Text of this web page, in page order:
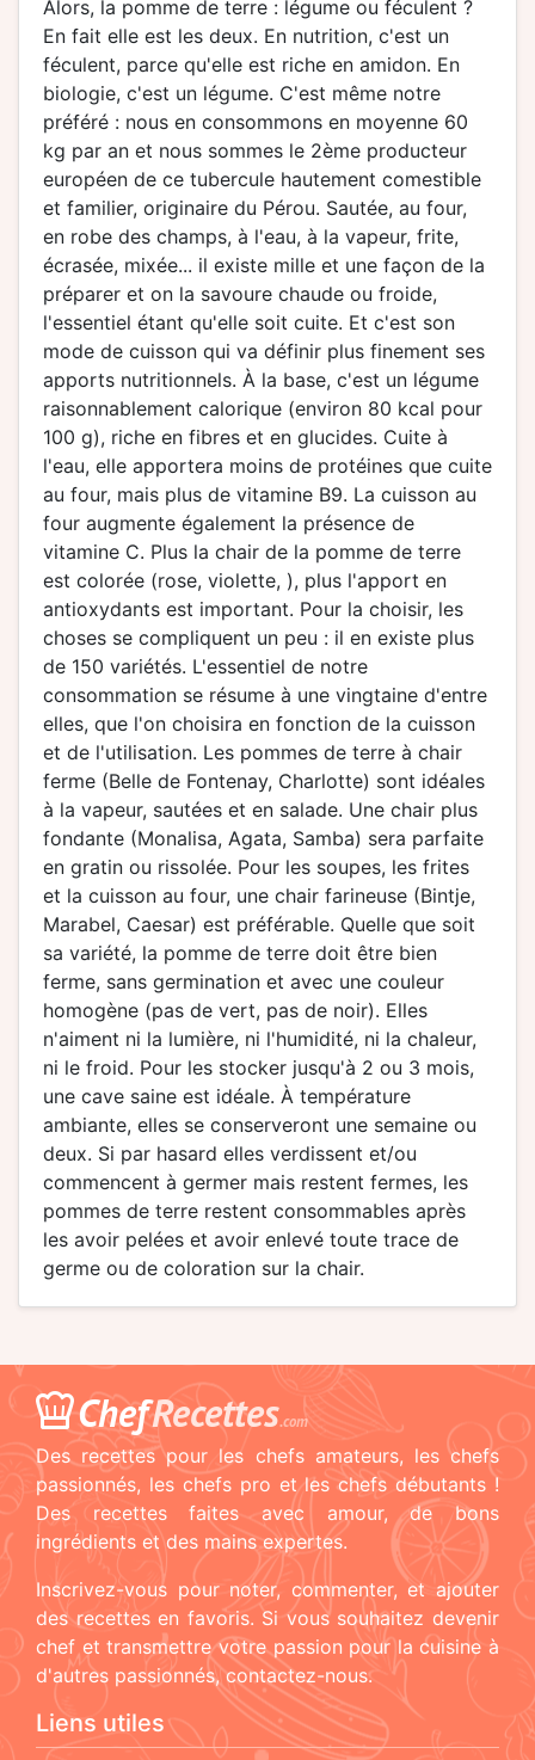
Alors, la pomme de terre : légume ou féculent ?
En fait elle est les deux. En nutrition, c'est un
féculent, parce qu'elle est riche en amidon. En
biologie, c'est un légume. C'est même notre
préféré : nous en consommons en moyenne 60
kg par an et nous sommes le 2ème producteur
européen de ce tubercule hautement comestible
et familier, originaire du Pérou. Sautée, au four,
en robe des champs, à l'eau, à la vapeur, frite,
écrasée, mixée... il existe mille et une façon de la
préparer et on la savoure chaude ou froide,
l'essentiel étant qu'elle soit cuite. Et c'est son
mode de cuisson qui va définir plus finement ses
apports nutritionnels. À la base, c'est un légume
raisonnablement calorique (environ 80 kcal pour
100 g), riche en fibres et en glucides. Cuite à
l'eau, elle apportera moins de protéines que cuite
au four, mais plus de vitamine B9. La cuisson au
four augmente également la présence de
vitamine C. Plus la chair de la pomme de terre
est colorée (rose, violette, ), plus l'apport en
antioxydants est important. Pour la choisir, les
choses se compliquent un peu : il en existe plus
de 150 variétés. L'essentiel de notre
consommation se résume à une vingtaine d'entre
elles, que l'on choisira en fonction de la cuisson
et de l'utilisation. Les pommes de terre à chair
ferme (Belle de Fontenay, Charlotte) sont idéales
à la vapeur, sautées et en salade. Une chair plus
fondante (Monalisa, Agata, Samba) sera parfaite
en gratin ou rissolée. Pour les soupes, les frites
et la cuisson au four, une chair farineuse (Bintje,
Marabel, Caesar) est préférable. Quelle que soit
sa variété, la pomme de terre doit être bien
ferme, sans germination et avec une couleur
homogène (pas de vert, pas de noir). Elles
n'aiment ni la lumière, ni l'humidité, ni la chaleur,
ni le froid. Pour les stocker jusqu'à 2 ou 3 mois,
une cave saine est idéale. À température
ambiante, elles se conserveront une semaine ou
deux. Si par hasard elles verdissent et/ou
commencent à germer mais restent fermes, les
pommes de terre restent consommables après
les avoir pelées et avoir enlevé toute trace de
germe ou de coloration sur la chair.
ChefRecettes.com
Des recettes pour les chefs amateurs, les chefs
passionnés, les chefs pro et les chefs débutants !
Des recettes faites avec amour, de bons
ingrédients et des mains expertes.
Inscrivez-vous pour noter, commenter, et ajouter
des recettes en favoris. Si vous souhaitez devenir
chef et transmettre votre passion pour la cuisine à
d'autres passionnés, contactez-nous.
Liens utiles